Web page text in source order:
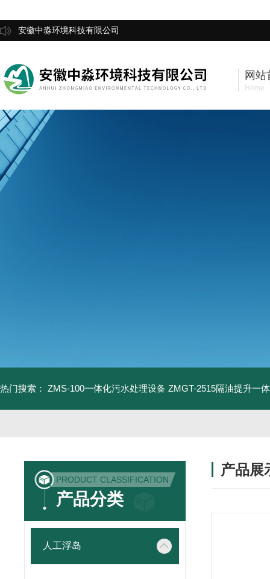
安徽中淼环境科技有限公司
网站
Home
热门搜索： ZMS-100一体化污水处理设备 ZMGT-2515隔油提升一
PRODUCT CLASSIFICATION
产品分类
人工浮岛
产品展